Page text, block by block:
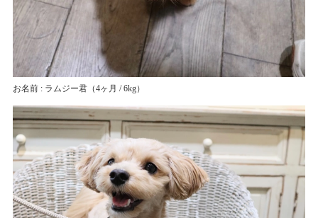
お名前 : ラムジー君（4ヶ月 / 6kg）